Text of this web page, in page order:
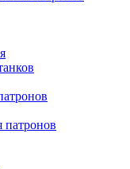
патронов